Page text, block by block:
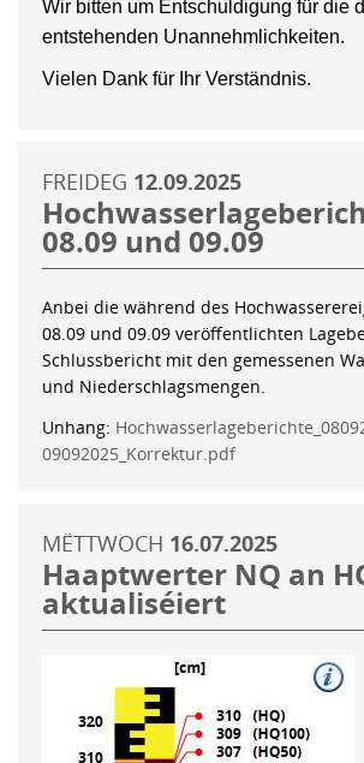
Wir bitten um Entschuldigung für die
entstehenden Unannehmlichkeiten.
Vielen Dank für Ihr Verständnis.
FREIDEG 12.09.2025
08.09 und 09.09
Anbei die während des
08.09 und 09.09 veröffentlichten
Schlussbericht mit den gemessenen
und Niederschlagsmengen.
Unhang:
09092025_Korrektur.pdf
MËTTWOCH 16.07.2025
Haaptwerter NQ an
aktualiséiert